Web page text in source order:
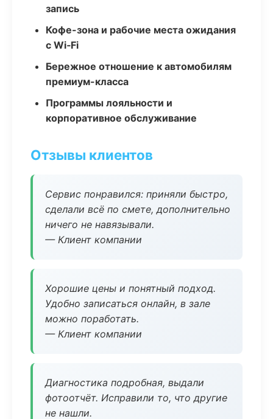
запись
Кофе-зона и рабочие места ожидания
с Wi‑Fi
Бережное отношение к автомобилям
премиум-класса
Программы лояльности и
корпоративное обслуживание
Отзывы клиентов
Сервис понравился: приняли быстро,
сделали всё по смете, дополнительно
ничего не навязывали.
— Клиент компании
Хорошие цены и понятный подход.
Удобно записаться онлайн, в зале
можно поработать.
— Клиент компании
Диагностика подробная, выдали
фотоотчёт. Исправили то, что другие
не нашли.